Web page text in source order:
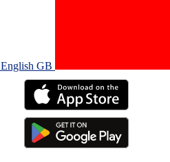
English GB‎